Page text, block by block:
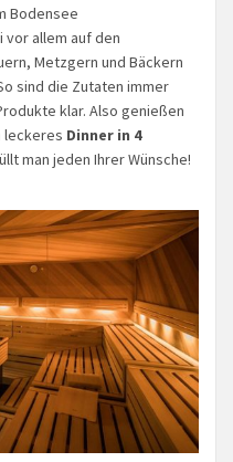
Bodensee
vor allem auf den
Metzgern und Bäckern
sind die Zutaten immer
klar. Also genießen
leckeres Dinner in 4
man jeden Ihrer Wünsche!